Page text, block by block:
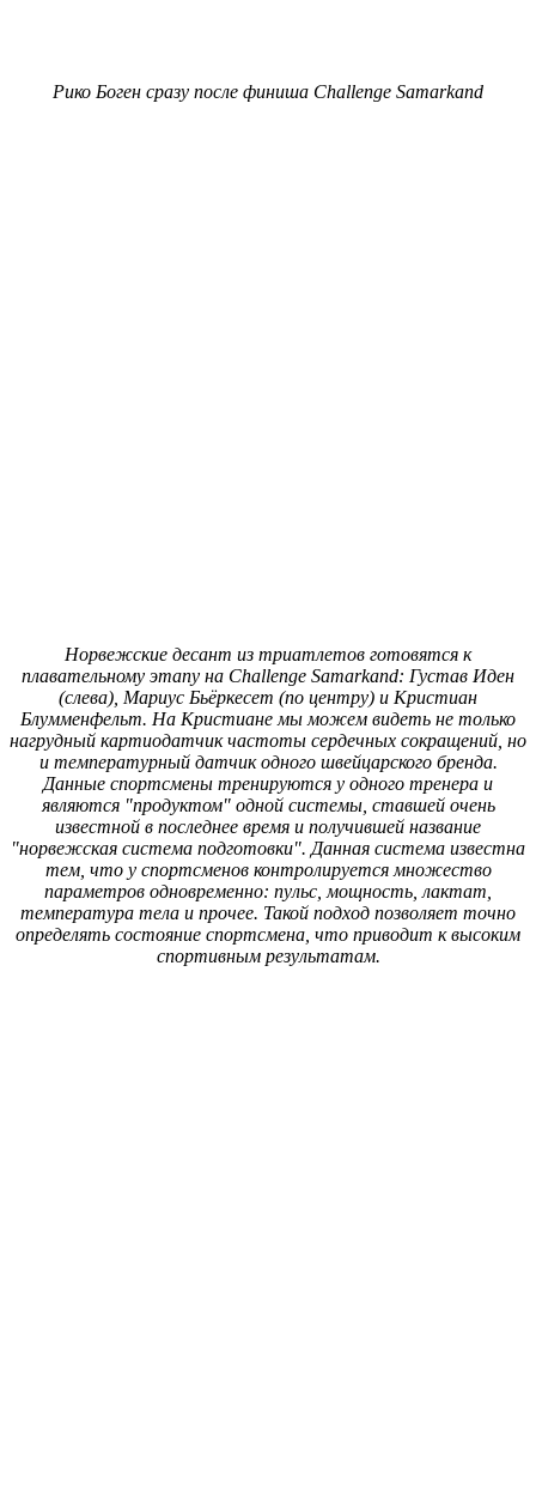
Рико Боген сразу после финиша Challenge Samarkand
Норвежские десант из триатлетов готовятся к
плавательному этапу на Challenge Samarkand: Густав Иден
(слева), Мариус Бьёркесет (по центру) и Кристиан
Блумменфельт. На Кристиане мы можем видеть не только
нагрудный картиодатчик частоты сердечных сокращений, но
и температурный датчик одного швейцарского бренда.
Данные спортсмены тренируются у одного тренера и
являются "продуктом" одной системы, ставшей очень
известной в последнее время и получившей название
"норвежская система подготовки". Данная система известна
тем, что у спортсменов контролируется множество
параметров одновременно: пульс, мощность, лактат,
температура тела и прочее. Такой подход позволяет точно
определять состояние спортсмена, что приводит к высоким
спортивным результатам.